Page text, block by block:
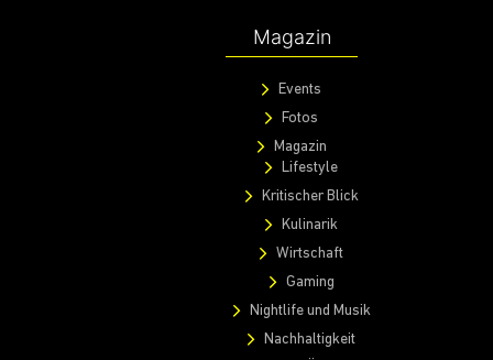
Magazin
Events
Fotos
Magazin
Lifestyle
Kritischer Blick
Kulinarik
Wirtschaft
Gaming
Nightlife und Musik
Nachhaltigkeit